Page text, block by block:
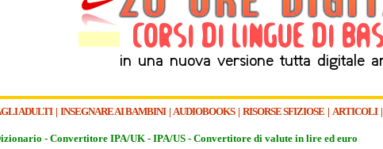
ADULTI | INSEGNARE AI BAMBINI| AUDIOBOOKS| RISORSE SFIZIOSE | ARTICOLI|
- Convertitore IPA/UK - IPA/US - Convertitore di valute in lire ed euro